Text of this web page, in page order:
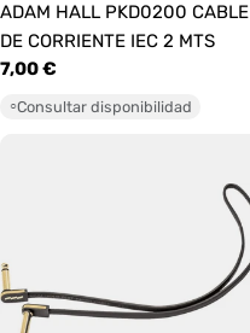
ADAM HALL PKD0200 CABLE
DE CORRIENTE IEC 2 MTS
Precio
7,00 €
○Consultar disponibilidad